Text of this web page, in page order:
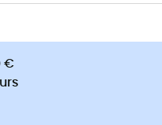
€